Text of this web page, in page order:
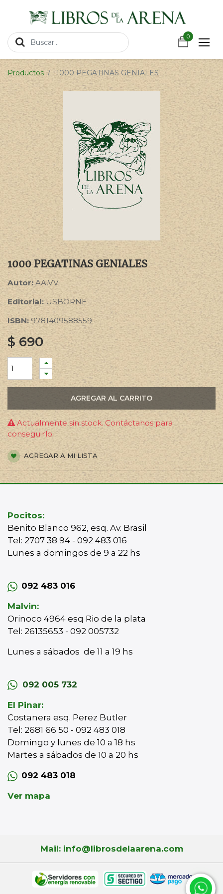
0
0
Productos 1000 PEGATINAS GENIALES
1000 PEGATINAS GENIALES
Autor:AA.VV.
Editorial: USBORNE
ISBN: 9781409588559
$690
AGREGAR AL CARRITO
Actualmente sin stock. Contáctanos para
conseguirlo.
AGREGAR A MI LISTA
Pocitos:
Benito Blanco 962, esq. Av. Brasil
Tel: 2707 38 94 - 092 483 016
Lunes a domingos de 9 a 22 hs
092 483 016
Malvin:
Orinoco 4964 esq Rio de la plata
Tel: 26135653 - 092 005732
Lunes a sábados de 11 a 19 hs
092 005 732
El Pinar:
Costanera esq. Perez Butler
Tel: 2681 66 50 - 092 483 018
Domingo y lunes de 10 a 18 hs
Martes a sábados de 10 a 20 hs
092 483 018
Ver mapa
Mail: info@librosdelaarena.com